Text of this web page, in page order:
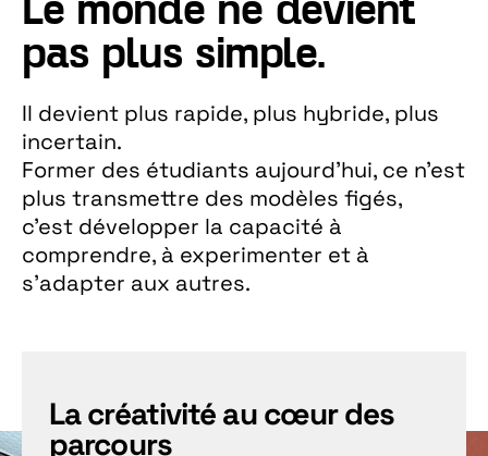
pas plus simple.
Il devient plus rapide, plus hybride, plus
incertain.
Former des étudiants aujourd’hui, ce n’est
plus transmettre des modèles figés,
c’est développer la capacité à
comprendre, à experimenter et à
s’adapter aux autres.
La créativité au cœur des
parcours